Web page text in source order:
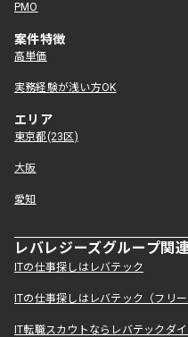
PMO
案件特徴
高単価
実務経験が浅い方OK
エリア
東京都(23区)
大阪
愛知
レバレジーズグループ関
ITの仕事探しはレバテック
ITの仕事探しはレバテック（フリ
IT転職スカウトならレバテックダ